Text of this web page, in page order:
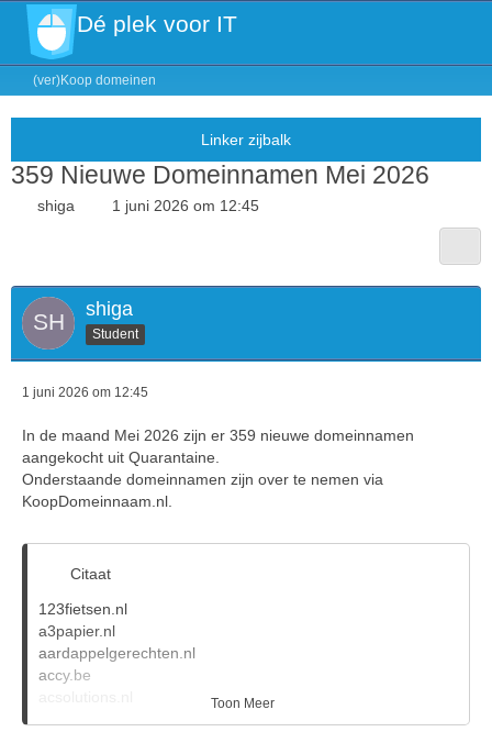
Dé plek voor IT
(ver)Koop domeinen
359 Nieuwe Domeinnamen Mei 2026
shiga 1 juni 2026 om 12:45
shiga
Student
1 juni 2026 om 12:45
In de maand Mei 2026 zijn er 359 nieuwe domeinnamen
aangekocht uit Quarantaine.
Onderstaande domeinnamen zijn over te nemen via
KoopDomeinnaam.nl.
Citaat
123fietsen.nl
a3papier.nl
aardappelgerechten.nl
accy.be
Toon Meer